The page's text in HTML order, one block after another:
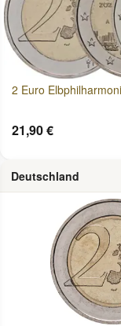
2 Euro
21,90 €
Deutschland